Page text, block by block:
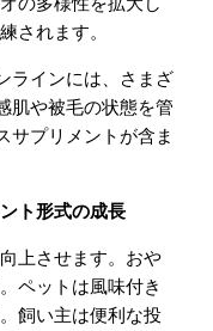
されます。
ラインには、さまざ
肌や被毛の状態を管
サプリメントが含ま
ト形式の成長
上させます。おや
ペットは風味付き
飼い主は便利な投